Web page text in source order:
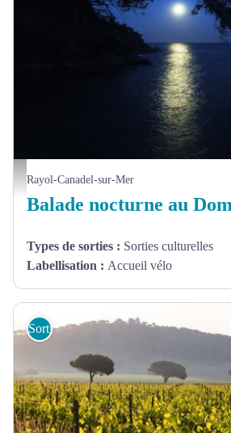
Domaine du Rayol - Les rayons de la lune sur l'eau
Rayol-Canadel-sur-Mer
Types de sorties : Sorties culturelles
Labellisation : Accueil vélo
Sorties et sites de découverte